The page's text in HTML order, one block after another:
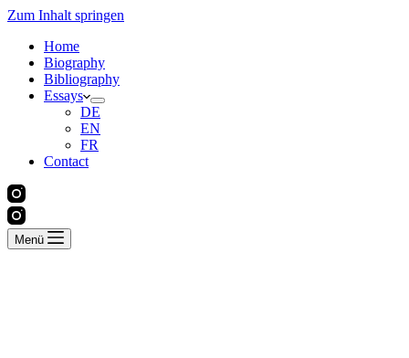
Zum Inhalt springen
Home
Biography
Bibliography
Essays
DE
EN
FR
Contact
Menü